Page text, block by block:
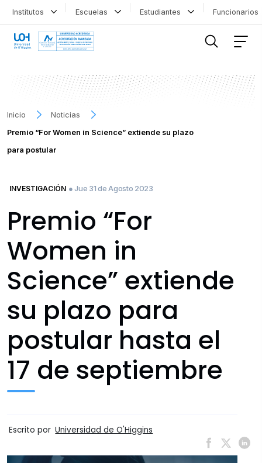
Institutos Escuelas Estudiantes
Inicio
Noticias
Premio “For Women in Science” extiende su plazo
para postular
INVESTIGACIÓN ● Jue 31 de Agosto 2023
Premio “For
Women in
Science” extiende
su plazo para
postular hasta el
17 de septiembre
Escrito por Universidad de O'Higgins